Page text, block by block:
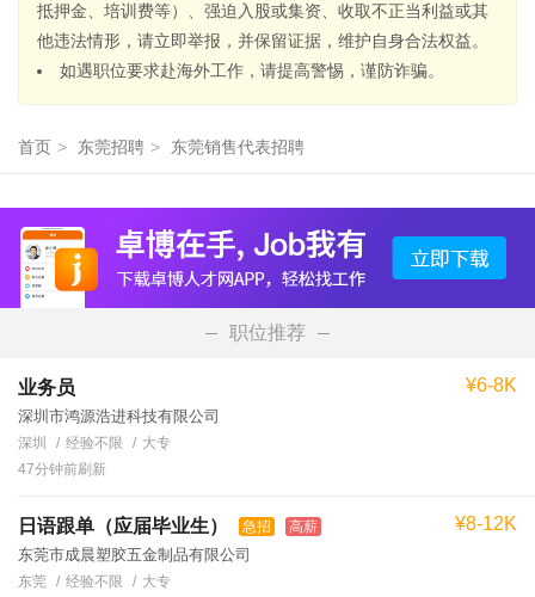
抵押金、培训费等）、强迫入股或集资、收取不正当利益或其
他违法情形，请立即举报，并保留证据，维护自身合法权益。
如遇职位要求赴海外工作，请提高警惕，谨防诈骗。
首页 > 东莞招聘 > 东莞销售代表招聘
职位推荐
业务员
深圳市鸿源浩进科技有限公司
¥6-8K
深圳 经验不限
大专
47分钟前刷新
日语跟单（应届毕业生） 急招 高薪
东莞市成晨塑胶五金制品有限公司
¥8-12K
东莞 经验不限
大专